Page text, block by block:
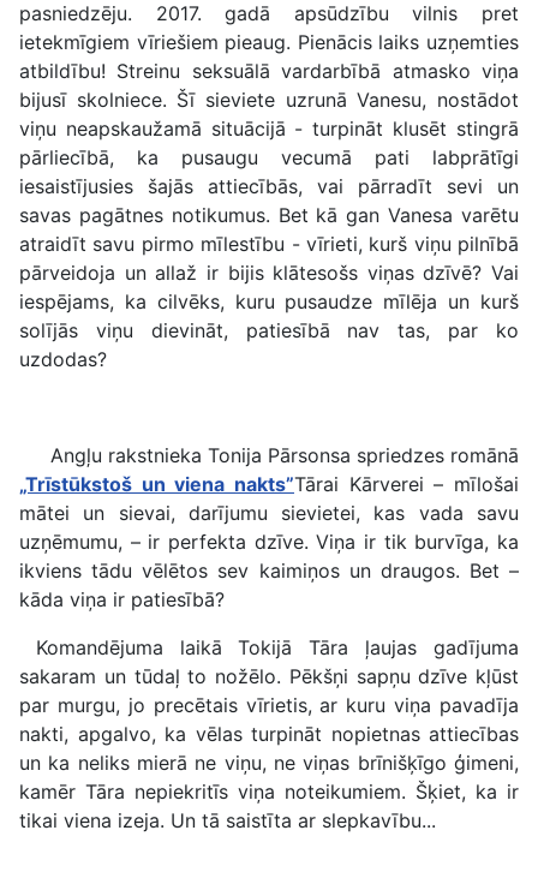
pasniedzēju. 2017. gadā apsūdzību vilnis pret
ietekmīgiem vīriešiem pieaug. Pienācis laiks uzņemties
atbildību! Streinu seksuālā vardarbībā atmasko viņa
bijusī skolniece. Šī sieviete uzrunā Vanesu, nostādot
viņu neapskaužamā situācijā - turpināt klusēt stingrā
pārliecībā, ka pusaugu vecumā pati labprātīgi
iesaistījusies šajās attiecībās, vai pārradīt sevi un
savas pagātnes notikumus. Bet kā gan Vanesa varētu
atraidīt savu pirmo mīlestību - vīrieti, kurš viņu pilnībā
pārveidoja un allaž ir bijis klātesošs viņas dzīvē? Vai
iespējams, ka cilvēks, kuru pusaudze mīlēja un kurš
solījās viņu dievināt, patiesībā nav tas, par ko
uzdodas?
Angļu rakstnieka Tonija Pārsonsa spriedzes romānā
„Trīstūkstoš un viena nakts”Tārai Kārverei – mīlošai
mātei un sievai, darījumu sievietei, kas vada savu
uzņēmumu, – ir perfekta dzīve. Viņa ir tik burvīga, ka
ikviens tādu vēlētos sev kaimiņos un draugos. Bet –
kāda viņa ir patiesībā?
Komandējuma laikā Tokijā Tāra ļaujas gadījuma
sakaram un tūdaļ to nožēlo. Pēkšņi sapņu dzīve kļūst
par murgu, jo precētais vīrietis, ar kuru viņa pavadīja
nakti, apgalvo, ka vēlas turpināt nopietnas attiecības
un ka neliks mierā ne viņu, ne viņas brīnišķīgo ģimeni,
kamēr Tāra nepiekritīs viņa noteikumiem. Šķiet, ka ir
tikai viena izeja. Un tā saistīta ar slepkavību...